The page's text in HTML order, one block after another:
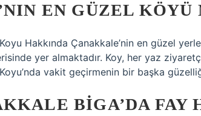
EN GÜZEL KÖYÜ
Hakkında Çanakkale’nin en güzel
yer almaktadır. Koy, her yaz
vakit geçirmenin bir başka
BIGA’DA FAY